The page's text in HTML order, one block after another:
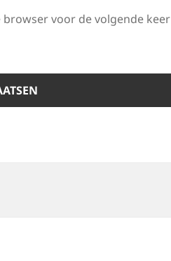
browser voor de volgende keer